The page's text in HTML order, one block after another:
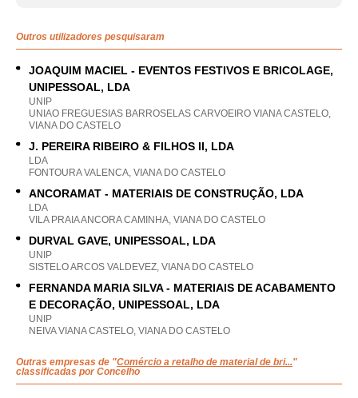
Outros utilizadores pesquisaram
JOAQUIM MACIEL - EVENTOS FESTIVOS E BRICOLAGE,
UNIPESSOAL, LDA
UNIP
UNIAO FREGUESIAS BARROSELAS CARVOEIRO VIANA CASTELO,
VIANA DO CASTELO
J. PEREIRA RIBEIRO & FILHOS II, LDA
LDA
FONTOURA VALENCA, VIANA DO CASTELO
ANCORAMAT - MATERIAIS DE CONSTRUÇÃO, LDA
LDA
VILA PRAIA ANCORA CAMINHA, VIANA DO CASTELO
DURVAL GAVE, UNIPESSOAL, LDA
UNIP
SISTELO ARCOS VALDEVEZ, VIANA DO CASTELO
FERNANDA MARIA SILVA - MATERIAIS DE ACABAMENTO
E DECORAÇÃO, UNIPESSOAL, LDA
UNIP
NEIVA VIANA CASTELO, VIANA DO CASTELO
Outras empresas de "Comércio a retalho de material de bri..."
classificadas por Concelho